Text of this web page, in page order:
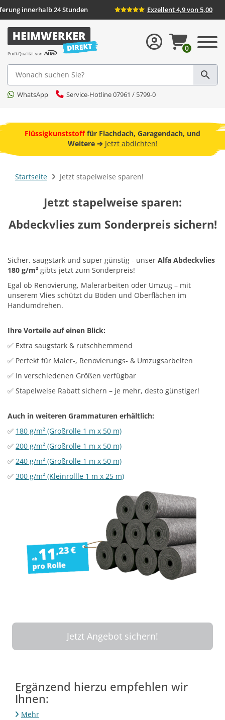
innerhalb 24 Stunden Exzellent 4,9 von 5,00
Suche
WhatsApp Service-Hotline 07961 / 5799-0
0
Flüssigkunststofffür Flachdach, Garagendach, und
Weitere ➔ Jetzt abdichten!
Startseite Jetzt stapelweise sparen!
Jetzt stapelweise sparen:
Abdeckvlies zum Sonderpreis sichern!
Sicher, saugstark und super günstig - unser Alfa Abdeckvlies
180 g/m² gibts jetzt zum Sonderpreis!
Egal ob Renovierung, Malerarbeiten oder Umzug – mit
unserem Vlies schützt du Böden und Oberflächen im
Handumdrehen.
Ihre Vorteile auf einen Blick:
✅ Extra saugstark & rutschhemmend
✅ Perfekt für Maler-, Renovierungs- & Umzugsarbeiten
✅ In verschiedenen Größen verfügbar
✅ Stapelweise Rabatt sichern – je mehr, desto günstiger!
Auch in weiteren Grammaturen erhältlich:
✅ 180 g/m² (Großrolle 1 m x 50 m)
✅ 200 g/m² (Großrolle 1 m x 50 m)
✅ 240 g/m² (Großrolle 1 m x 50 m)
✅ 300 g/m² (Kleinrollle 1 m x 25 m)
Jetzt Angebot sichern!
Ergänzend hierzu empfehlen wir
Ihnen:
Mehr